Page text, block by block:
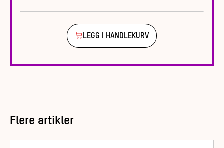
LEGG I HANDLEKURV
Flere artikler